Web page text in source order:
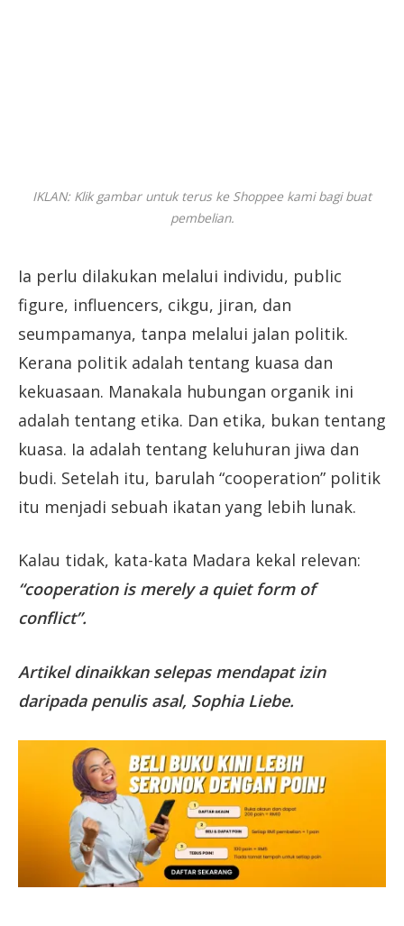
IKLAN: Klik gambar untuk terus ke Shoppee kami bagi buat
pembelian.
Ia perlu dilakukan melalui individu, public
figure, influencers, cikgu, jiran, dan
seumpamanya, tanpa melalui jalan politik.
Kerana politik adalah tentang kuasa dan
kekuasaan. Manakala hubungan organik ini
adalah tentang etika. Dan etika, bukan tentang
kuasa. Ia adalah tentang keluhuran jiwa dan
budi. Setelah itu, barulah “cooperation” politik
itu menjadi sebuah ikatan yang lebih lunak.
Kalau tidak, kata-kata Madara kekal relevan:
“cooperation is merely a quiet form of
conflict”.
Artikel dinaikkan selepas mendapat izin
daripada penulis asal, Sophia Liebe.